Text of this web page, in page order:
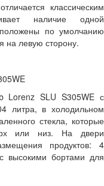
классическим
наличие одной
по умолчанию
на левую сторону.
Lorenz SLU S305WE с
литра, в холодильном
стекла, которые
или низ. На двери
продуктов: 4
высокими бортами для